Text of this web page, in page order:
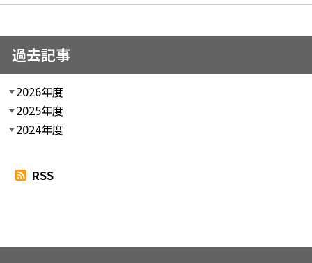
過去記事
2026年度
2025年度
2024年度
RSS